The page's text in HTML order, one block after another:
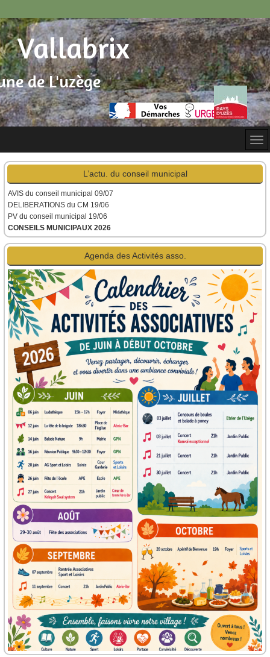
de L'uzège
Vallabrix
L’actu. du conseil municipal
AVIS du conseil municipal 09/07
DELIBERATIONS du CM 19/06
PV du conseil municipal 19/06
CONSEILS MUNICIPAUX 2026
Agenda des Activités asso.